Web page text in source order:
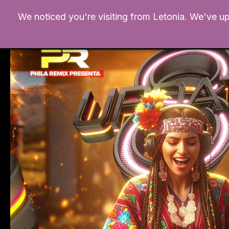
We noticed you're visiting from Letonia. We've